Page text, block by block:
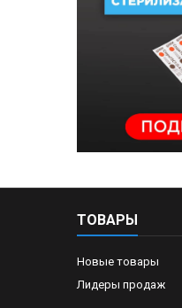
ТОВАРЫ
Новые товары
Лидеры продаж